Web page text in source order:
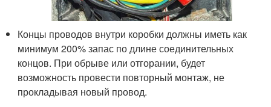
Концы проводов внутри коробки должны иметь как
минимум 200% запас по длине соединительных
концов. При обрыве или отгорании, будет
возможность провести повторный монтаж, не
прокладывая новый провод.